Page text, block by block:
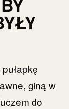
giną w
do